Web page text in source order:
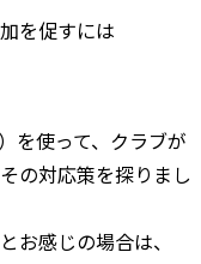
を促すには
を使って、クラブが
の対応策を探りまし
お感じの場合は、